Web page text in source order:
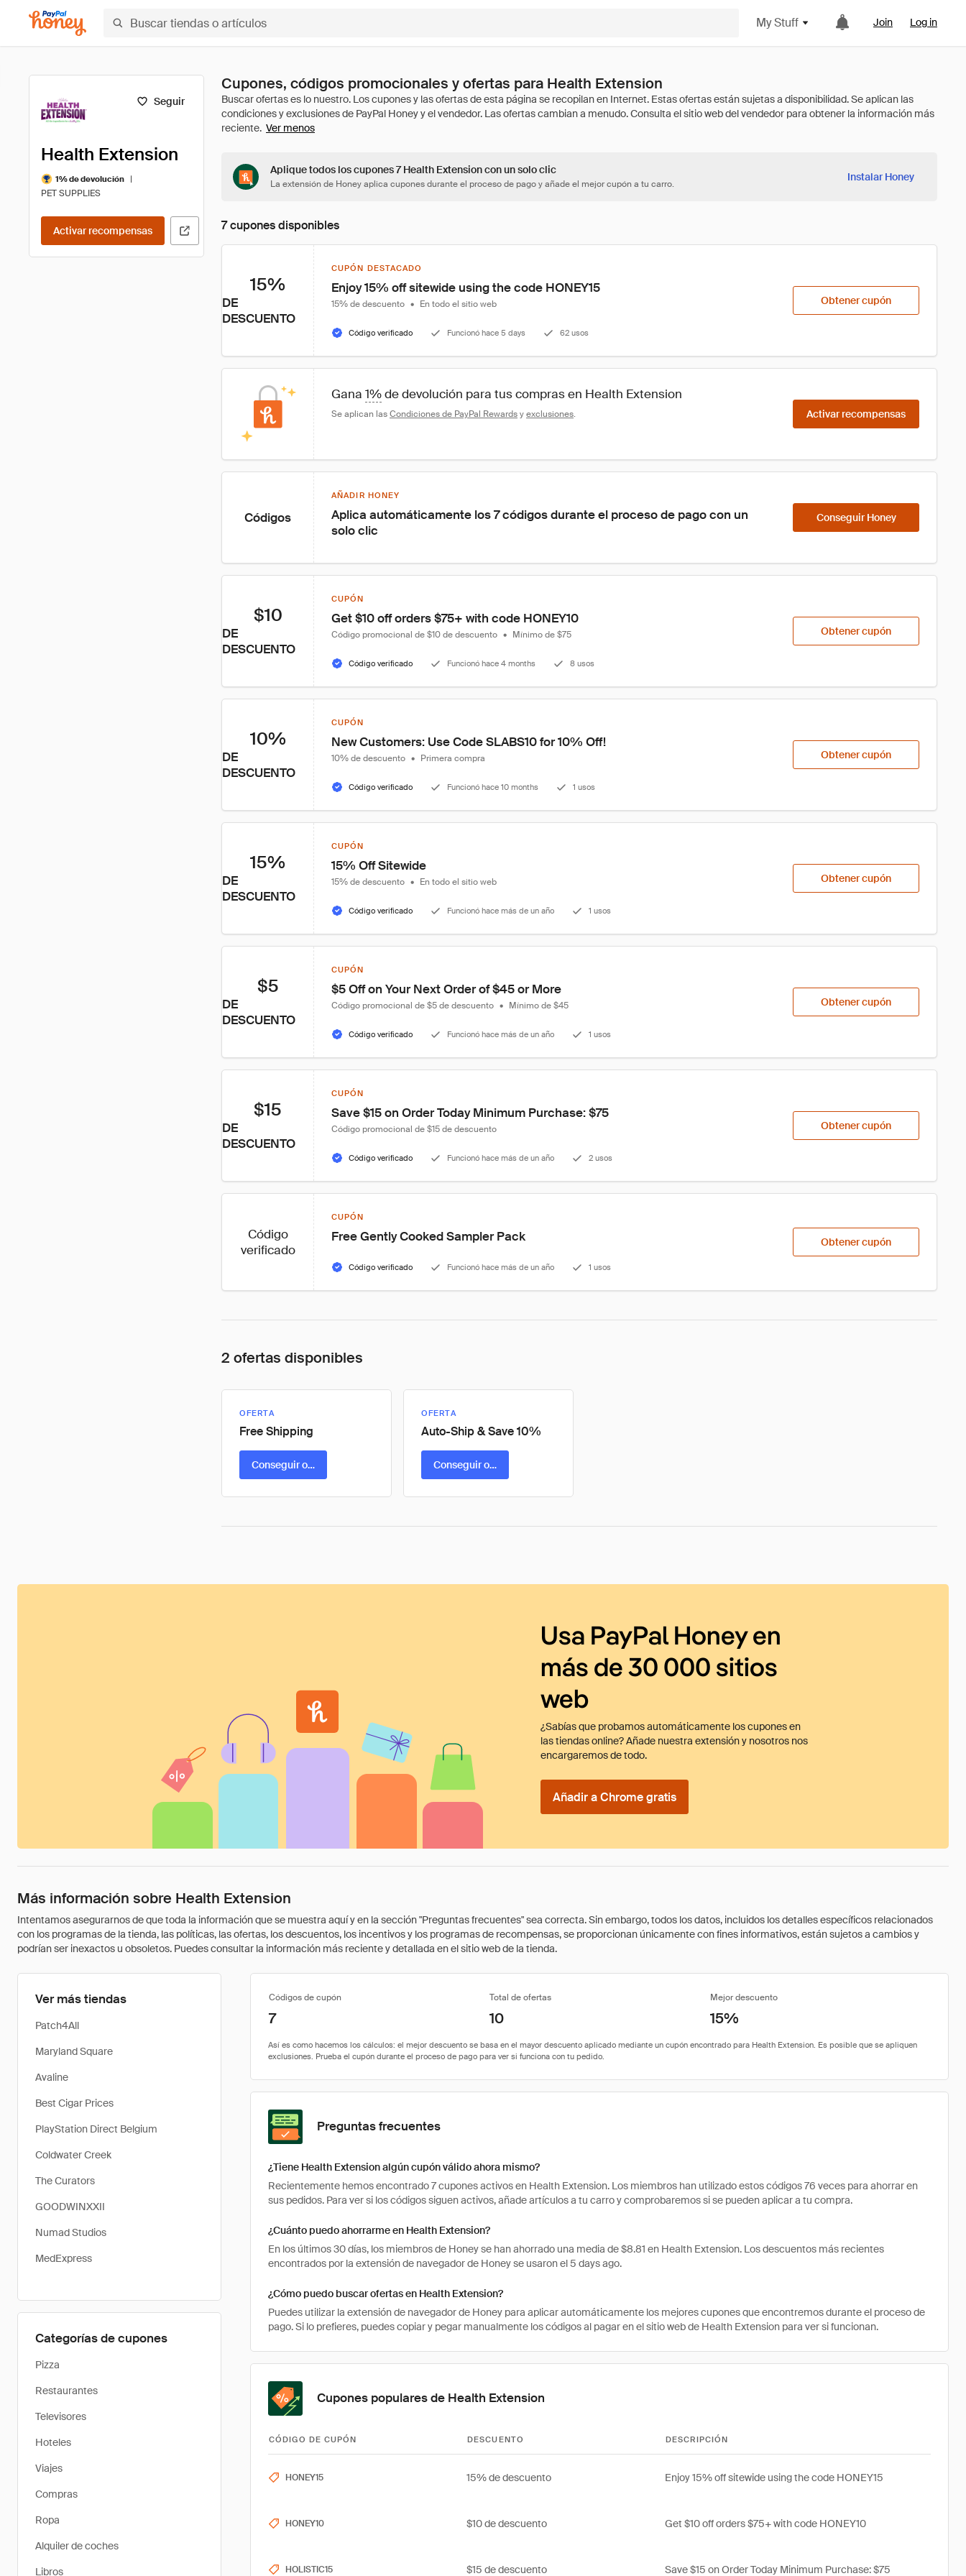
My Stuff Join Log in
Seguir
Health Extension
1% de devolución
|
PET SUPPLIES
Activar recompensas
Cupones, códigos promocionales y ofertas para Health Extension
Ver menos
Aplique todos los cupones 7 Health Extension con un solo clic
La extensión de Honey aplica cupones durante el proceso de pago y añade el mejor cupón a tu carro.
Instalar Honey
7 cupones disponibles
15%
DE
DESCUENTO
CUPÓN DESTACADO
Enjoy 15% off sitewide using the code HONEY15
15% de descuento • En todo el sitio web
Código verificado Funcionó hace 5 days 62 usos
Obtener cupón
Gana 1% de devolución para tus compras en Health Extension
Se aplican las Condiciones de PayPal Rewards y exclusiones. Activar recompensas
Códigos
AÑADIR HONEY
Aplica automáticamente los 7 códigos durante el proceso de pago con un
solo clic
Conseguir Honey
$10
DE
DESCUENTO
CUPÓN
Get $10 off orders $75+ with code HONEY10
Código promocional de $10 de descuento • Mínimo de $75
Código verificado Funcionó hace 4 months 8 usos
Obtener cupón
10%
DE
DESCUENTO
CUPÓN
New Customers: Use Code SLABS10 for 10% Off!
10% de descuento • Primera compra
Código verificado Funcionó hace 10 months 1 usos
Obtener cupón
15%
DE
DESCUENTO
CUPÓN
15% Off Sitewide
15% de descuento • En todo el sitio web
Código verificado Funcionó hace más de un año 1 usos
Obtener cupón
$5
DE
DESCUENTO
CUPÓN
$5 Off on Your Next Order of $45 or More
Código promocional de $5 de descuento • Mínimo de $45
Código verificado Funcionó hace más de un año 1 usos
Obtener cupón
$15
DE
DESCUENTO
CUPÓN
Save $15 on Order Today Minimum Purchase: $75
Código promocional de $15 de descuento
Código verificado Funcionó hace más de un año 2 usos
Obtener cupón
Código
verificado
CUPÓN
Free Gently Cooked Sampler Pack
Código verificado Funcionó hace más de un año 1 usos
Obtener cupón
2 ofertas disponibles
OFERTA
Free Shipping
Conseguir oferta
OFERTA
Auto-Ship & Save 10%
Conseguir oferta
Usa PayPal Honey en
más de 30 000 sitios
web
¿Sabías que probamos automáticamente los cupones en
las tiendas online? Añade nuestra extensión y nosotros nos
encargaremos de todo.
Añadir a Chrome gratis
Más información sobre Health Extension
Intentamos asegurarnos de que toda la información que se muestra aquí y en la sección "Preguntas frecuentes" sea correcta. Sin embargo, todos los datos, incluidos los detalles específicos relacionados
con los programas de la tienda, las políticas, las ofertas, los descuentos, los incentivos y los programas de recompensas, se proporcionan únicamente con fines informativos, están sujetos a cambios y
podrían ser inexactos u obsoletos. Puedes consultar la información más reciente y detallada en el sitio web de la tienda.
Ver más tiendas
Patch4All
Maryland Square
Avaline
Best Cigar Prices
PlayStation Direct Belgium
Coldwater Creek
The Curators
GOODWINXXII
Numad Studios
MedExpress
Categorías de cupones
Pizza
Restaurantes
Televisores
Hoteles
Viajes
Compras
Ropa
Alquiler de coches
Libros
Códigos de cupón Total de ofertas Mejor descuento
7 10 15%
Preguntas frecuentes
¿Tiene Health Extension algún cupón válido ahora mismo?
Recientemente hemos encontrado 7 cupones activos en Health Extension. Los miembros han utilizado estos códigos 76 veces para ahorrar en
sus pedidos. Para ver si los códigos siguen activos, añade artículos a tu carro y comprobaremos si se pueden aplicar a tu compra.
¿Cuánto puedo ahorrarme en Health Extension?
En los últimos 30 días, los miembros de Honey se han ahorrado una media de $8.81 en Health Extension. Los descuentos más recientes
encontrados por la extensión de navegador de Honey se usaron el 5 days ago.
¿Cómo puedo buscar ofertas en Health Extension?
Puedes utilizar la extensión de navegador de Honey para aplicar automáticamente los mejores cupones que encontremos durante el proceso de
pago. Si lo prefieres, puedes copiar y pegar manualmente los códigos al pagar en el sitio web de Health Extension para ver si funcionan.
Cupones populares de Health Extension
CÓDIGO DE CUPÓN DESCUENTO DESCRIPCIÓN
HONEY15 15% de descuento Enjoy 15% off sitewide using the code HONEY15
HONEY10 $10 de descuento Get $10 off orders $75+ with code HONEY10
HOLISTIC15 $15 de descuento Save $15 on Order Today Minimum Purchase: $75